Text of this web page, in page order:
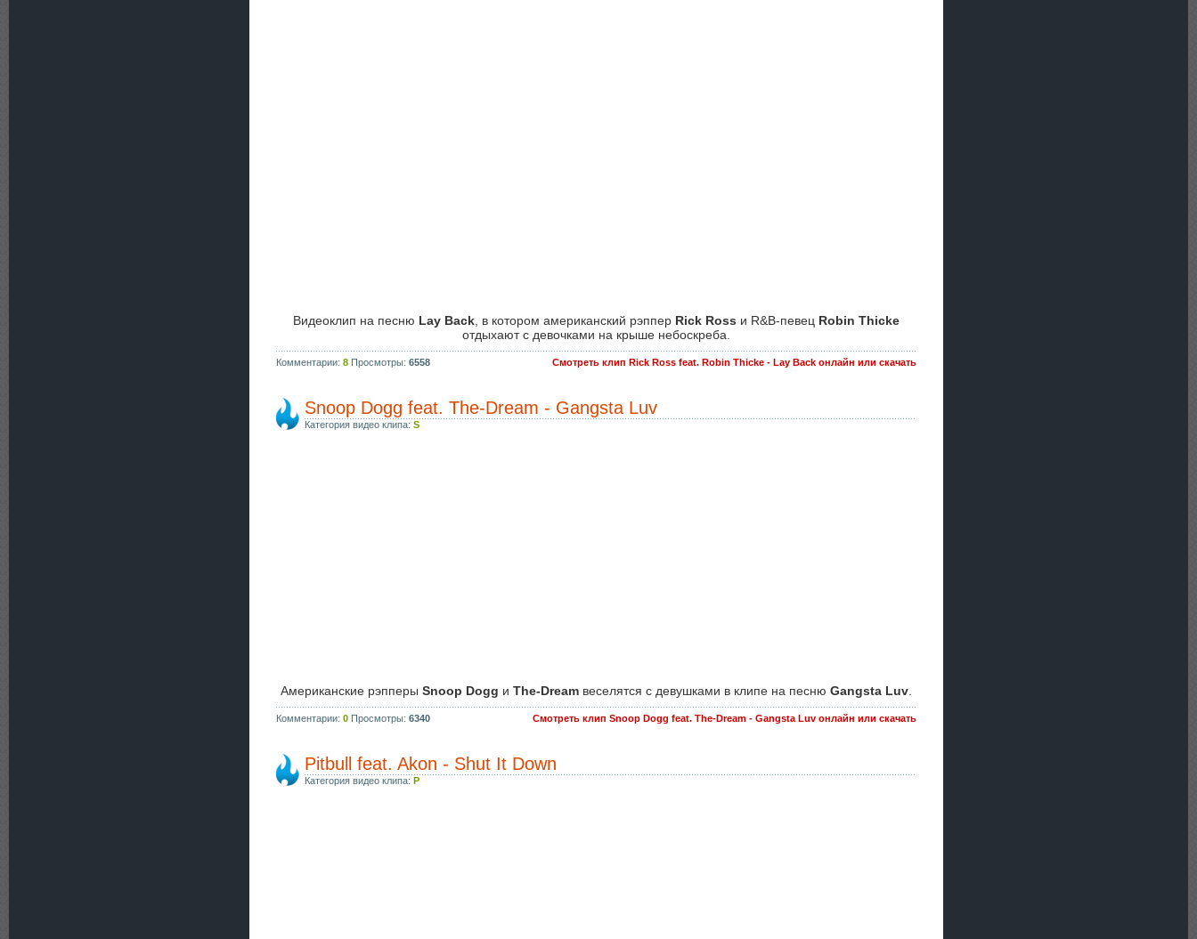
Видеоклип на песню Lay Back , в котором американский рэппер Rick Ross и R&B-певец Robin Thicke
отдыхают с девочками на крыше небоскреба.
Комментарии: 8 Просмотры: 6558 Смотреть клип Rick Ross feat. Robin Thicke - Lay Back онлайн или скачать
Snoop Dogg feat. The-Dream - Gangsta Luv
Категория видео клипа: S
Американские рэпперы Snoop Dogg и The-Dream веселятся с девушками в клипе на песню Gangsta Luv
Комментарии: 0 Просмотры: 6340 Смотреть клип Snoop Dogg feat. The-Dream - Gangsta Luv онлайн или скачать
Pitbull feat. Akon - Shut It Down
Категория видео клипа: P